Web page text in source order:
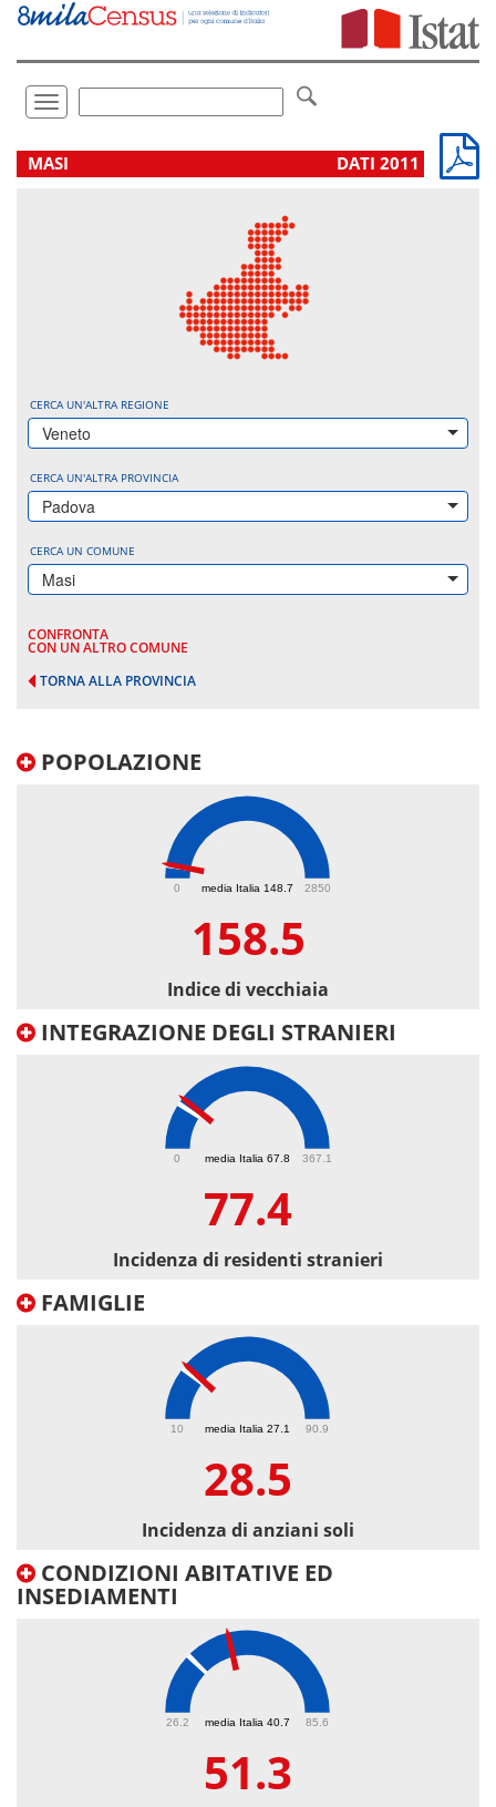
Vai
direttamente
Toggle
navigation
.
MASI DATI 2011
CERCA UN'ALTRA REGIONE
Veneto
CERCA UN'ALTRA PROVINCIA
Padova
CERCA UN COMUNE
Masi
CONFRONTA
CON UN ALTRO COMUNE
TORNA ALLA PROVINCIA
POPOLAZIONE
media Italia 148.7
0 2850
158.5
Indice di vecchiaia
INTEGRAZIONE DEGLI STRANIERI
media Italia 67.8
0 367.1
77.4
Incidenza di residenti stranieri
FAMIGLIE
media Italia 27.1
10 90.9
28.5
Incidenza di anziani soli
CONDIZIONI ABITATIVE ED
INSEDIAMENTI
media Italia 40.7
26.2 85.6
51.3